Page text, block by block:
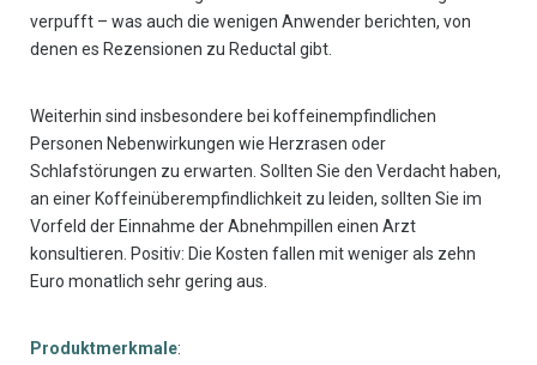
verpufft – was auch die wenigen Anwender berichten, von
denen es Rezensionen zu Reductal gibt.
Weiterhin sind insbesondere bei koffeinempfindlichen
Personen Nebenwirkungen wie Herzrasen oder
Schlafstörungen zu erwarten. Sollten Sie den Verdacht haben,
an einer Koffeinüberempfindlichkeit zu leiden, sollten Sie im
Vorfeld der Einnahme der Abnehmpillen einen Arzt
konsultieren. Positiv: Die Kosten fallen mit weniger als zehn
Euro monatlich sehr gering aus.
Produktmerkmale: